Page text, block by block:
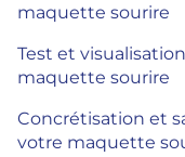
maquette sourire
Test et
maquette sourire
Concrétisation et
votre maquette